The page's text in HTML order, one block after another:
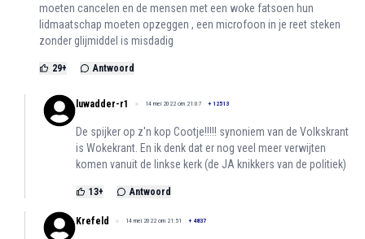
moeten cancelen en de mensen met een woke fatsoen hun
lidmaatschap moeten opzeggen , een microfoon in je reet steken
zonder glijmiddel is misdadig
29+ Antwoord
luwadder-r1 14 mei 2022 om 21:07 + 12513
De spijker op z'n kop Cootje!!!!! synoniem van de Volkskrant
is Wokekrant. En ik denk dat er nog veel meer verwijten
komen vanuit de linkse kerk (de JA knikkers van de politiek)
13+ Antwoord
Krefeld 14 mei 2022 om 21:51 + 4837